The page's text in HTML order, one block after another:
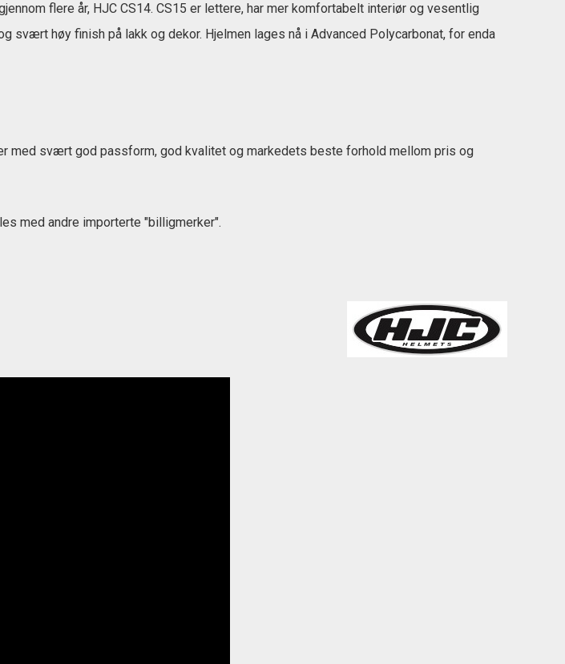
flere år, HJC CS14. CS15 er lettere, har mer komfortabelt interiør og vesentlig
høy finish på lakk og dekor. Hjelmen lages nå i Advanced Polycarbonat, for enda
med svært god passform, god kvalitet og markedets beste forhold mellom pris og
med andre importerte "billigmerker".